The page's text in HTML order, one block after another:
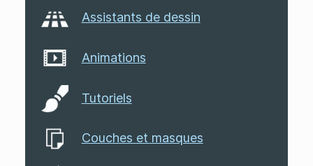
Assistants de dessin
Animations
Tutoriels
Couches et masques